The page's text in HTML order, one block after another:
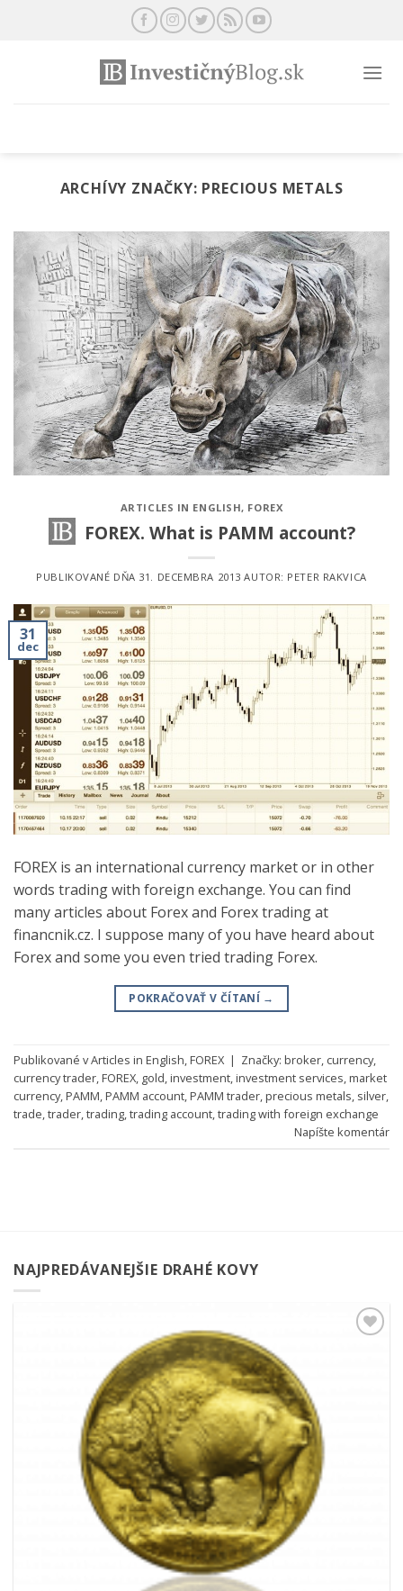
ARCHÍVY ZNAČKY: PRECIOUS METALS
ARTICLES IN ENGLISH, FOREX
FOREX. What is PAMM account?
PUBLIKOVANÉ DŇA 31. DECEMBRA 2013 AUTOR: PETER RAKVICA
31
dec
FOREX is an international currency market or in other
words trading with foreign exchange. You can find
many articles about Forex and Forex trading at
financnik.cz. I suppose many of you have heard about
Forex and some you even tried trading Forex.
POKRAČOVAŤ V ČÍTANÍ →
Publikované vArticles in English,FOREX | Značky: broker, currency,
currency trader,FOREX, gold,investment,investment services,market
currency,PAMM,PAMM account,PAMM trader,precious metals, silver,
trade,trader,trading,trading account,trading with foreign exchange
Napíšte komentár
NAJPREDÁVANEJŠIE DRAHÉ KOVY